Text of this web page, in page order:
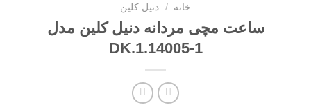
خانه / دنیل کلین
ساعت مچی مردانه دنیل کلین مدل
DK.1.14005-1